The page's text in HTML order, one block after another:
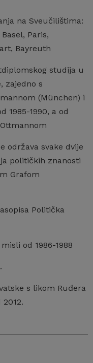
na Sveučilištima:
Paris,
Bayreuth
studija u
zajedno s
(München) i
1985-1990, a od
održava svake dvije
političkih znanosti
Grafom
Politička
od 1986-1988
s likom Ruđera